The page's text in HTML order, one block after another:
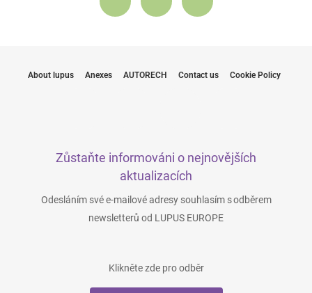
About lupus Anexes AUTORECH Contact us Cookie Policy
Zůstaňte informováni o nejnovějších
aktualizacích
Odesláním své e-mailové adresy souhlasím s odběrem
newsletterů od LUPUS EUROPE
Klikněte zde pro odběr